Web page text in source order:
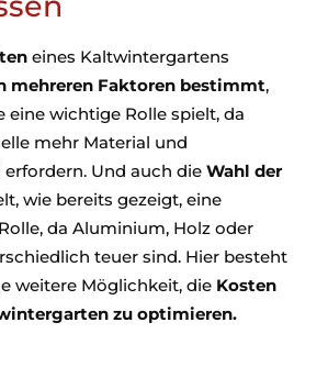
eines Kaltwintergartens
mehreren Faktoren bestimmt,
eine wichtige Rolle spielt, da
mehr Material und
Und auch die Wahl der
wie bereits gezeigt, eine
da Aluminium, Holz oder
teuer sind. Hier besteht
weitere Möglichkeit, die Kosten
zu optimieren.